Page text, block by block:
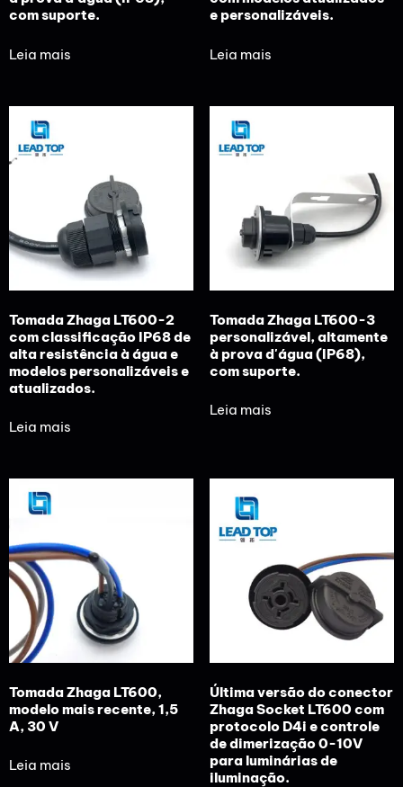
com suporte.
Leia mais
e personalizáveis.
Leia mais
Tomada Zhaga LT600-2
com classificação IP68 de
alta resistência à água e
modelos personalizáveis e
atualizados.
Leia mais
Tomada Zhaga LT600-3
personalizável, altamente
à prova d'água (IP68),
com suporte.
Leia mais
Tomada Zhaga LT600,
modelo mais recente, 1,5
A, 30 V
Leia mais
Última versão do conector
Zhaga Socket LT600 com
protocolo D4i e controle
de dimerização 0-10V
para luminárias de
iluminação.